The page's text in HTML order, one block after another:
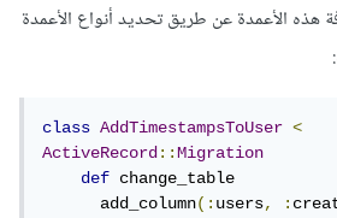
هذه الأعمدة عن طريق تحديد أنواع الأعمدة
class AddTimestampsToUser
<
ActiveRecord::Migration
def change_table
      add_column
(:users, :